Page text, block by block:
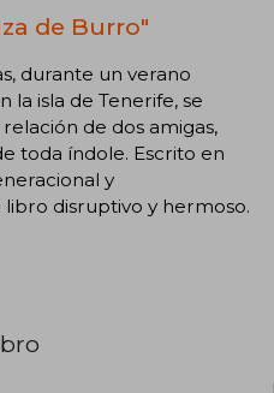
de Burro"
durante un verano
isla de Tenerife, se
de dos amigas,
toda índole. Escrito en
y
disruptivo y hermoso.